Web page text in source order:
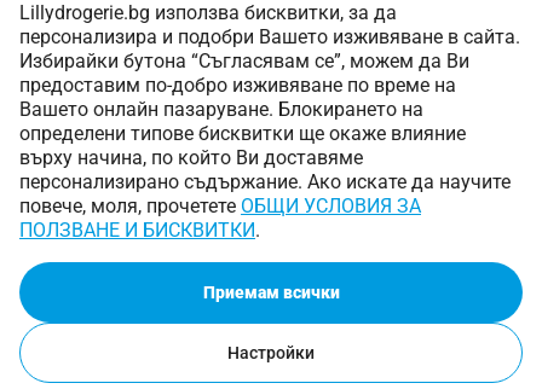
Lillydrogerie.bg използва бисквитки, за да
персонализира и подобри Вашето изживяване в сайта.
Избирайки бутона “Съгласявам се”, можем да Ви
предоставим по-добро изживяване по време на
Вашето онлайн пазаруване. Блокирането на
определени типове бисквитки ще окаже влияние
върху начина, по който Ви доставяме
персонализирано съдържание. Ако искате да научите
повече, моля, прочетете ОБЩИ УСЛОВИЯ ЗА
ПОЛЗВАНЕ И БИСКВИТКИ.
Приемам всички
Настройки
Начини на плащане:
Начини на доставка:
Copyright © 2025 Лили Дрогерие ЕООД. Всички права
запазени.
Онлайн магазин от